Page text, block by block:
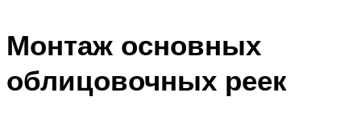
Монтаж основных
облицовочных реек